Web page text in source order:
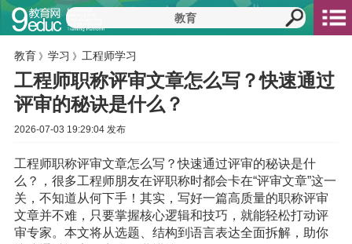
教育 》 学习 》 工程师学习
工程师职称评审文章怎么写？快速通过
评审的秘诀是什么？
2026-07-03 19:29:04 发布
工程师职称评审文章怎么写？快速通过评审的秘诀是什
么？，很多工程师朋友在评职称时都会卡在“评审文章”这一
关，不知道从何下手！其实，写好一篇高质量的职称评审
文章并不难，只要掌握核心逻辑和技巧，就能轻松打动评
审专家。本文将从选题、结构到语言表达全面拆解，助你